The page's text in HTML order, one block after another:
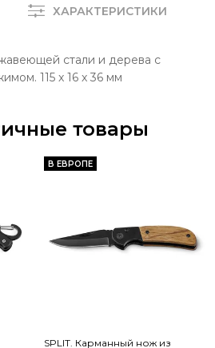
ХАРАКТЕРИСТИКИ
стали и дерева с
115 x 16 x 36 мм
товары
В ЕВРОПЕ
SPLIT. Карманный нож из